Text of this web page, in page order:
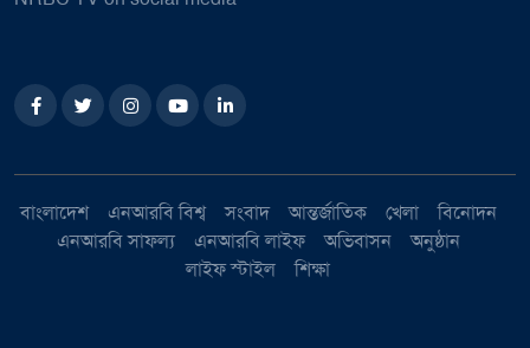
বাংলাদেশ এনআরবি বিশ্ব সংবাদ আন্তর্জাতিক খেলা
বিনোদন
এনআরবি সাফল্য
এনআরবি লাইফ অভিবাসন
অনুষ্ঠান
লাইফ স্টাইল
শিক্ষা